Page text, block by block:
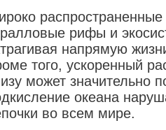
рифы и
напрямую
того, ускоренный
может значительно
океана
во всем мире.